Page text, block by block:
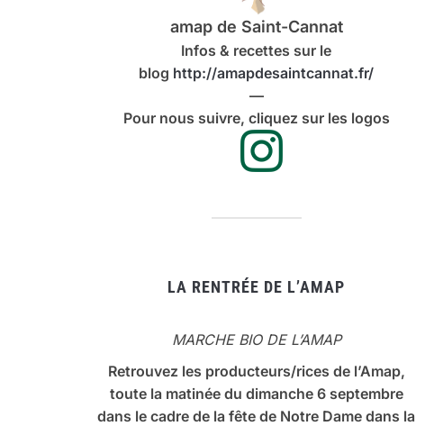
amap de Saint-Cannat
Infos & recettes sur le
blog http://amapdesaintcannat.fr/
—
Pour nous suivre, cliquez sur les logos
LA RENTRÉE DE L’AMAP
MARCHE BIO DE L’AMAP
Retrouvez les producteurs/rices de l’Amap,
toute la matinée du dimanche 6 septembre
dans le cadre de la fête de Notre Dame dans la